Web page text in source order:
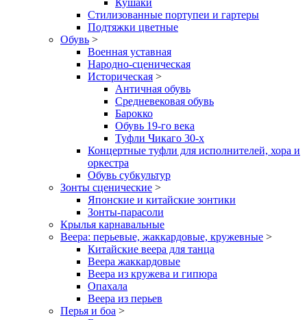
Кушаки
Стилизованные портупеи и гартеры
Подтяжки цветные
Обувь >
Военная уставная
Народно-сценическая
Историческая >
Античная обувь
Средневековая обувь
Барокко
Обувь 19-го века
Туфли Чикаго 30-х
Концертные туфли для исполнителей, хора и
оркестра
Обувь субкультур
Зонты сценические >
Японские и китайские зонтики
Зонты-парасоли
Крылья карнавальные
Веера: перьевые, жаккардовые, кружевные >
Китайские веера для танца
Веера жаккардовые
Веера из кружева и гипюра
Опахала
Веера из перьев
Перья и боа >